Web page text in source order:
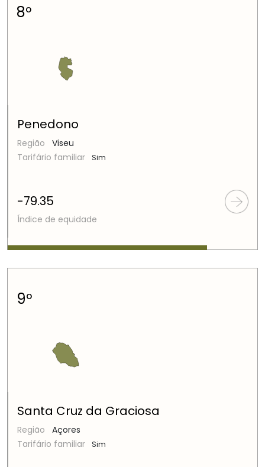
8º
Penedono
Região
Viseu
Tarifário familiar
Sim
-79.35
Índice de equidade
9º
Santa Cruz da Graciosa
Região
Açores
Tarifário familiar
Sim